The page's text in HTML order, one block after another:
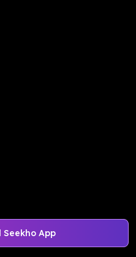
Seekho App